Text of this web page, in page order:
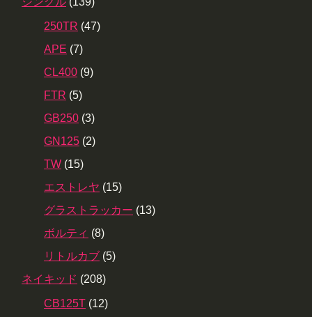
250TR (47)
APE (7)
CL400 (9)
FTR (5)
GB250 (3)
GN125 (2)
TW (15)
エストレヤ (15)
グラストラッカー (13)
ボルティ (8)
リトルカブ (5)
ネイキッド (208)
CB125T (12)